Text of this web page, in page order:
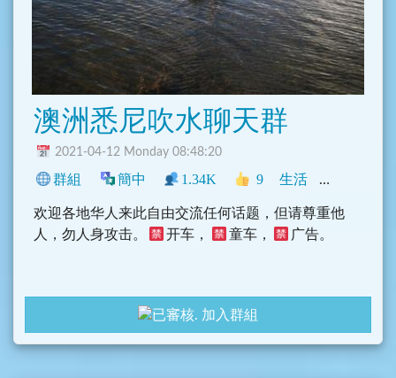
澳洲悉尼吹水聊天群
2021-04-12 Monday 08:48:20
群組 簡中 1.34K 9 生活 地區
欢迎各地华人来此自由交流任何话题，但请尊重他
人，勿人身攻击。
开车， 童车， 广告。
加入群組